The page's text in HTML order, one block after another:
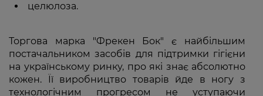
целюлоза.
Торгова марка "Фрекен Бок" є найбільшим
постачальником засобів для підтримки гігієни
на українському ринку, про які знає абсолютно
кожен. Її виробництво товарів йде в ногу з
технологічним прогресом не уступаючи